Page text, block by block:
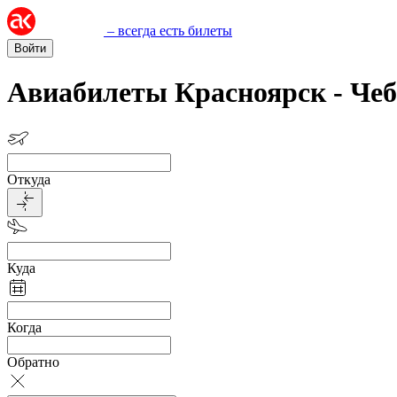
– всегда есть билеты
Войти
Авиабилеты Красноярск -
Откуда
Куда
Когда
Обратно